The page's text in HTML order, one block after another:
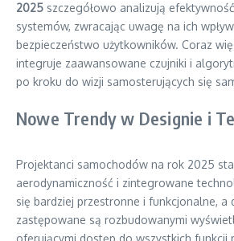
2025 szczegółowo analizują
systemów, zwracając uwagę na ich
bezpieczeństwo użytkowników. Coraz
integruje zaawansowane czujniki i
po kroku do wizji samosterujących się
Nowe Trendy w Designie i
Projektanci samochodów na rok 2025
aerodynamiczność i zintegrowane
się bardziej przestronne i funkcjonalne, a
zastępowane są rozbudowanymi
oferującymi dostęp do wszystkich funkcji